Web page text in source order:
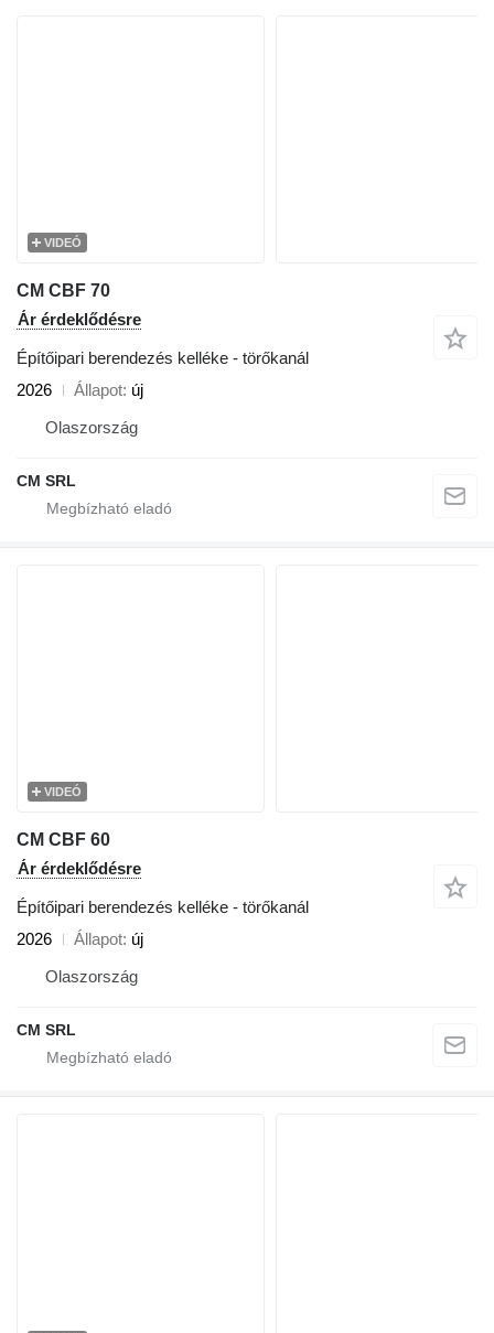
VIDEÓ
CM CBF 70
Ár érdeklődésre
Építőipari berendezés kelléke - törőkanál
2026
Állapot új
Olaszország
CM SRL
VIDEÓ
CM CBF 60
Ár érdeklődésre
Építőipari berendezés kelléke - törőkanál
2026
Állapot új
Olaszország
CM SRL